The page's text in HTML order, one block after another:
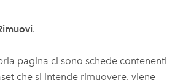
.
pagina ci sono schede contenenti
che si intende rimuovere, viene